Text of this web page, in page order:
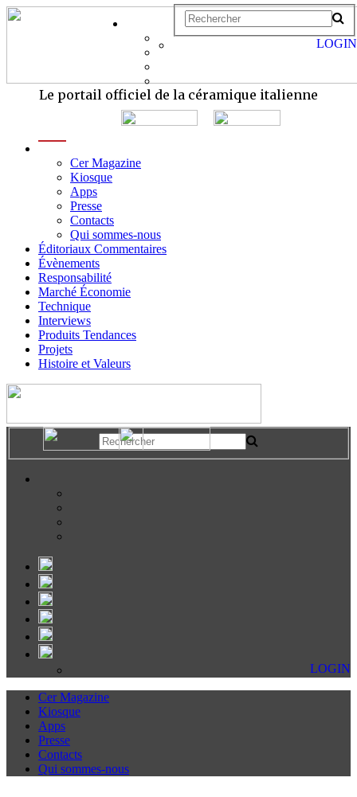
Le portail officiel de la céramique italienne
Cer Magazine
Kiosque
Apps
Presse
Contacts
Qui sommes-nous
Éditoriaux Commentaires
Évènements
Responsabilité
Marché Économie
Technique
Interviews
Produits Tendances
Projets
Histoire et Valeurs
LOGIN
LOGIN
Cer Magazine
Kiosque
Apps
Presse
Contacts
Qui sommes-nous